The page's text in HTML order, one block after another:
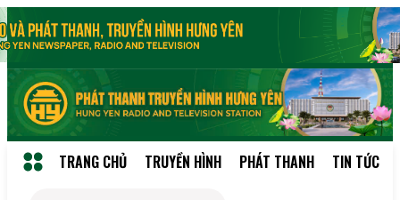
TRANG CHỦ TRUYỀN HÌNH PHÁT THANH TIN TỨC